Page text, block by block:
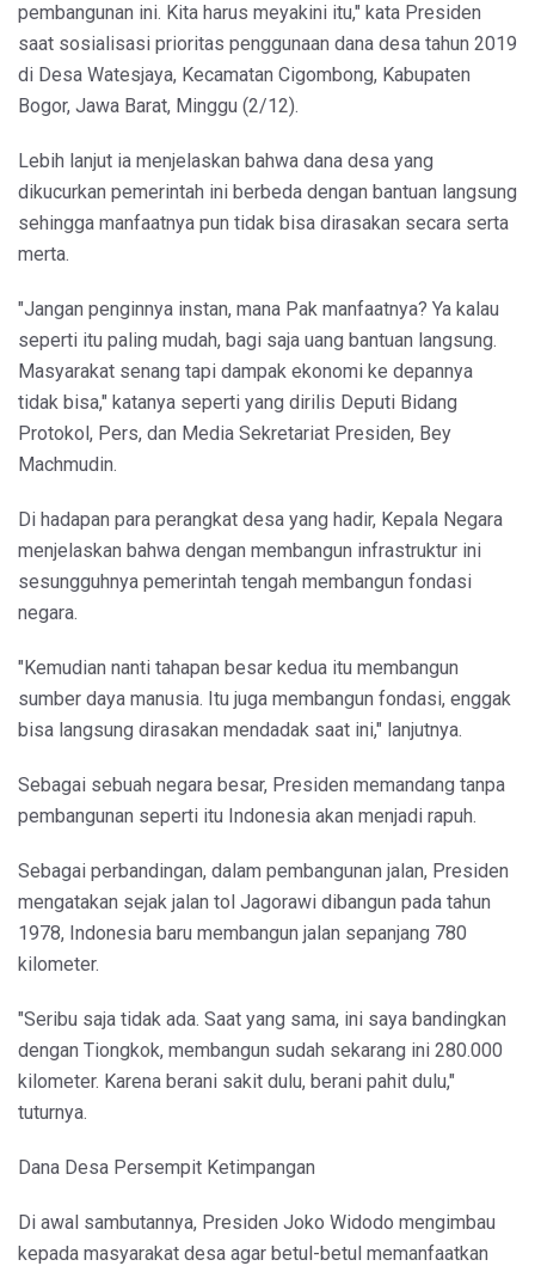
pembangunan ini. Kita harus meyakini itu," kata Presiden
saat sosialisasi prioritas penggunaan dana desa tahun 2019
di Desa Watesjaya, Kecamatan Cigombong, Kabupaten
Bogor, Jawa Barat, Minggu (2/12).
Lebih lanjut ia menjelaskan bahwa dana desa yang
dikucurkan pemerintah ini berbeda dengan bantuan langsung
sehingga manfaatnya pun tidak bisa dirasakan secara serta
merta.
"Jangan penginnya instan, mana Pak manfaatnya? Ya kalau
seperti itu paling mudah, bagi saja uang bantuan langsung.
Masyarakat senang tapi dampak ekonomi ke depannya
tidak bisa," katanya seperti yang dirilis Deputi Bidang
Protokol, Pers, dan Media Sekretariat Presiden, Bey
Machmudin.
Di hadapan para perangkat desa yang hadir, Kepala Negara
menjelaskan bahwa dengan membangun infrastruktur ini
sesungguhnya pemerintah tengah membangun fondasi
negara.
"Kemudian nanti tahapan besar kedua itu membangun
sumber daya manusia. Itu juga membangun fondasi, enggak
bisa langsung dirasakan mendadak saat ini," lanjutnya.
Sebagai sebuah negara besar, Presiden memandang tanpa
pembangunan seperti itu Indonesia akan menjadi rapuh.
Sebagai perbandingan, dalam pembangunan jalan, Presiden
mengatakan sejak jalan tol Jagorawi dibangun pada tahun
1978, Indonesia baru membangun jalan sepanjang 780
kilometer.
"Seribu saja tidak ada. Saat yang sama, ini saya bandingkan
dengan Tiongkok, membangun sudah sekarang ini 280.000
kilometer. Karena berani sakit dulu, berani pahit dulu,"
tuturnya.
Dana Desa Persempit Ketimpangan
Di awal sambutannya, Presiden Joko Widodo mengimbau
kepada masyarakat desa agar betul-betul memanfaatkan